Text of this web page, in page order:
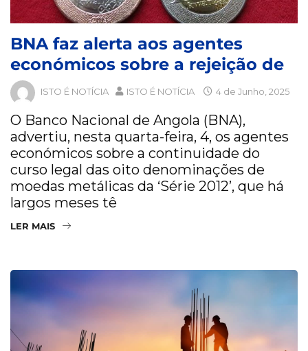
BNA faz alerta aos agentes
económicos sobre a rejeição de
ISTO É NOTÍCIA ISTO É NOTÍCIA 4 de Junho, 2025
O Banco Nacional de Angola (BNA),
advertiu, nesta quarta-feira, 4, os agentes
económicos sobre a continuidade do
curso legal das oito denominações de
moedas metálicas da ‘Série 2012’, que há
largos meses tê
LER MAIS